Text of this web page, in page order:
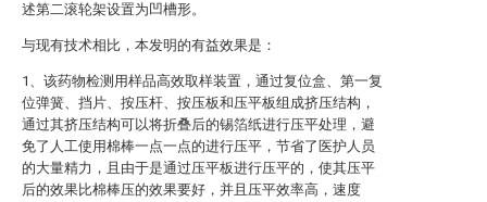
述第二滚轮架设置为凹槽形。
与现有技术相比，本发明的有益效果是：
1、该药物检测用样品高效取样装置，通过复位盒、第一复
位弹簧、挡片、按压杆、按压板和压平板组成挤压结构，
通过其挤压结构可以将折叠后的锡箔纸进行压平处理，避
免了人工使用棉棒一点一点的进行压平，节省了医护人员
的大量精力，且由于是通过压平板进行压平的，使其压平
后的效果比棉棒压的效果要好，并且压平效率高，速度